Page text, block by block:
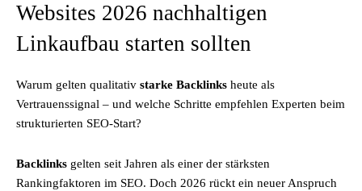
Websites 2026 nachhaltigen
Linkaufbau starten sollten
Warum gelten qualitativ starke Backlinks heute als
Vertrauenssignal – und welche Schritte empfehlen Experten beim
strukturierten SEO-Start?
Backlinks gelten seit Jahren als einer der stärksten
Rankingfaktoren im SEO. Doch 2026 rückt ein neuer Anspruch